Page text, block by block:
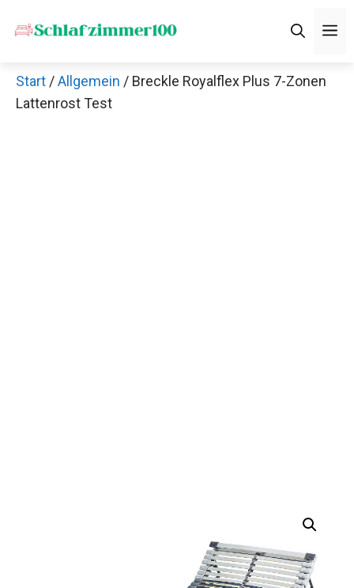
Inhalt
Start /Allgemein / Breckle Royalflex Plus 7-Zonen
Lattenrost Test